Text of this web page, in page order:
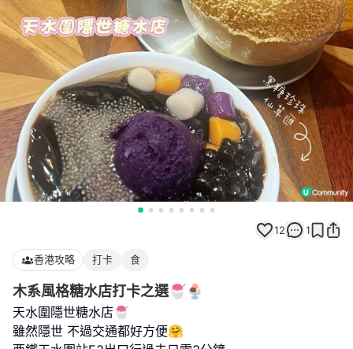
12 1
香港攻略 打卡 食
木系風格糖水店打卡之選🍧🍨
天水圍隱世糖水店🍧
雖然隱世 不過交通都好方便🤗